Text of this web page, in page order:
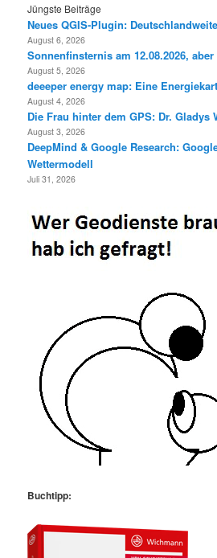
Jüngste Beiträge
Neues QGIS-Plugin:
August 6, 2026
Sonnenfinsternis am 12.08.2026,
August 5, 2026
deeeper energy map: Eine
August 4, 2026
Die Frau hinter dem GPS: Dr. Gladys
August 3, 2026
DeepMind & Google Research:
Wettermodell
Juli 31, 2026
Buchtipp: